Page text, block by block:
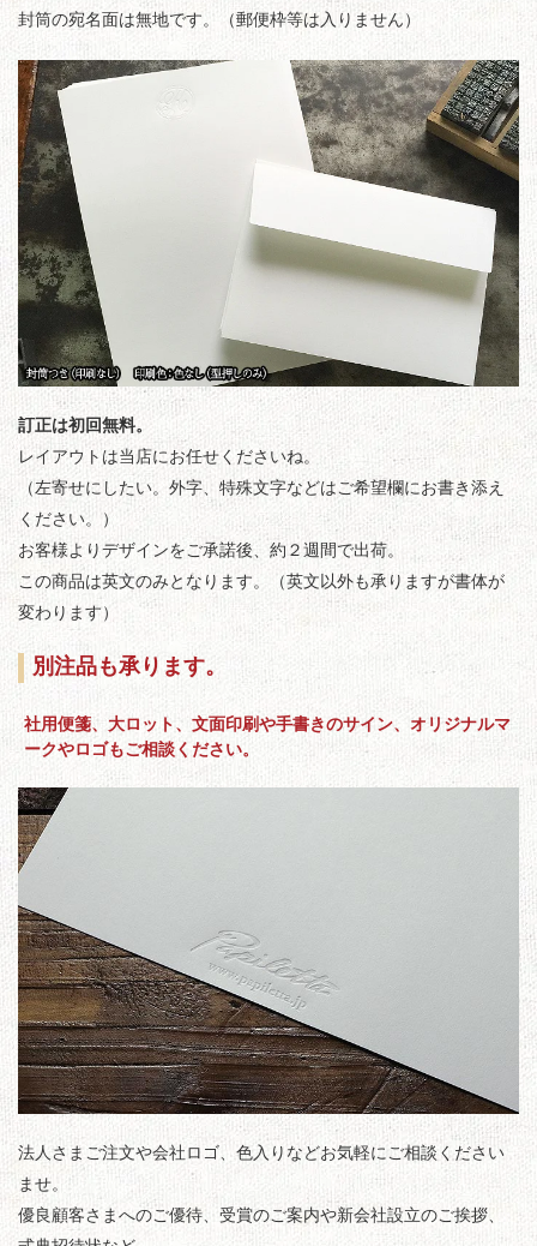
封筒の宛名面は無地です。（郵便枠等は入りません）
訂正は初回無料。
レイアウトは当店にお任せくださいね。
（左寄せにしたい。外字、特殊文字などはご希望欄にお書き添え
ください。）
お客様よりデザインをご承諾後、約２週間で出荷。
この商品は英文のみとなります。（英文以外も承りますが書体が
変わります）
別注品も承ります。
社用便箋、大ロット、文面印刷や手書きのサイン、オリジナルマ
ークやロゴもご相談ください。
法人さまご注文や会社ロゴ、色入りなどお気軽にご相談ください
ませ。
優良顧客さまへのご優待、受賞のご案内や新会社設立のご挨拶、